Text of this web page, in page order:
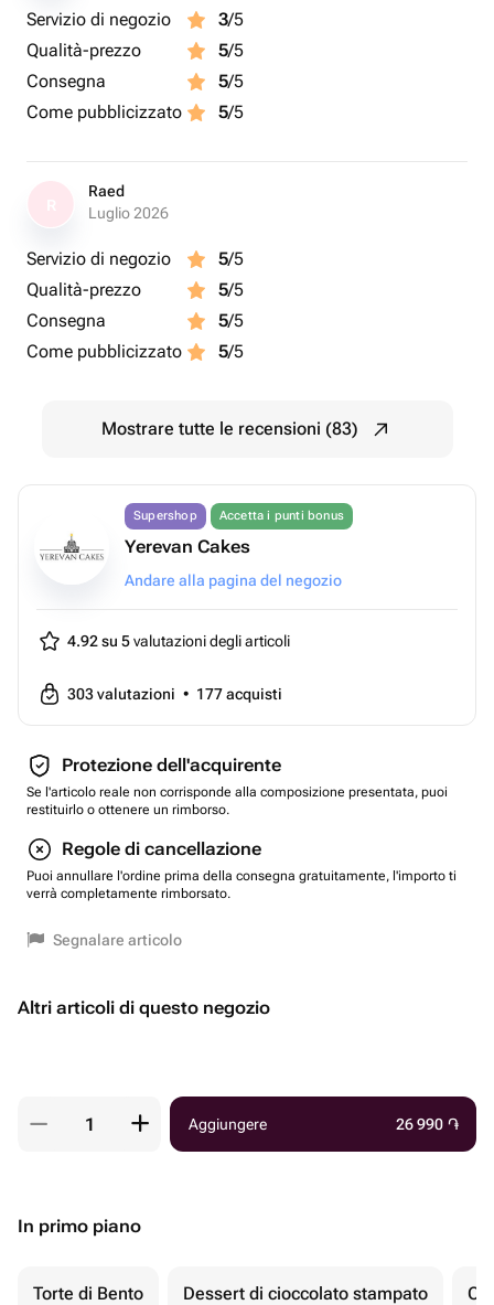
Servizio di negozio 3/5
Qualità-prezzo
5/5
Consegna
5/5
Come pubblicizzato
5/5
Raed
Luglio 2026
Servizio di negozio 5/5
Qualità-prezzo
5/5
Consegna
5/5
Come pubblicizzato
5/5
Mostrare tutte le recensioni (83)
Supershop Accetta i punti bonus
Yerevan Cakes
Andare alla pagina del negozio
4.92 su 5valutazioni degli articoli
303valutazioni • 177acquisti
Protezione dell'acquirente
Se l'articolo reale non corrisponde alla composizione presentata, puoi
restituirlo o ottenere un rimborso.
Regole di cancellazione
Puoi annullare l'ordine prima della consegna gratuitamente, l'importo ti
verrà completamente rimborsato.
Segnalare articolo
Altri articoli di questo negozio
Aggiungere 26 990 ֏
In primo piano
Torte di Bento Dessert di cioccolato stampato